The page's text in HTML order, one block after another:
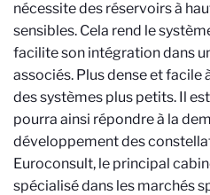
nécessite des réservoirs à
sensibles. Cela rend le
facilite son intégration dans
associés. Plus dense et facile
des systèmes plus petits. Il
pourra ainsi répondre à la
développement des
Euroconsult, le principal
spécialisé dans les marchés